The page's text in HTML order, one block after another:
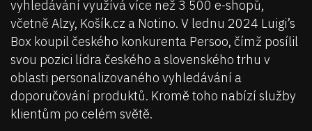
vyhledávání využívá více než 3 500 e-shopů,
včetně Alzy, Košík.cz a Notino. V lednu 2024 Luigi’s
Box koupil českého konkurenta Persoo, čímž posílil
svou pozici lídra českého a slovenského trhu v
oblasti personalizovaného vyhledávání a
doporučování produktů. Kromě toho nabízí služby
klientům po celém světě.